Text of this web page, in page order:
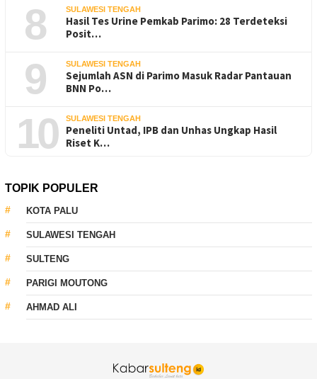
8 SULAWESI TENGAH
Hasil Tes Urine Pemkab Parimo: 28 Terdeteksi
Posit…
9 SULAWESI TENGAH
Sejumlah ASN di Parimo Masuk Radar Pantauan
BNN Po…
10 SULAWESI TENGAH
Peneliti Untad, IPB dan Unhas Ungkap Hasil
Riset K…
TOPIK POPULER
KOTA PALU
SULAWESI TENGAH
SULTENG
PARIGI MOUTONG
AHMAD ALI